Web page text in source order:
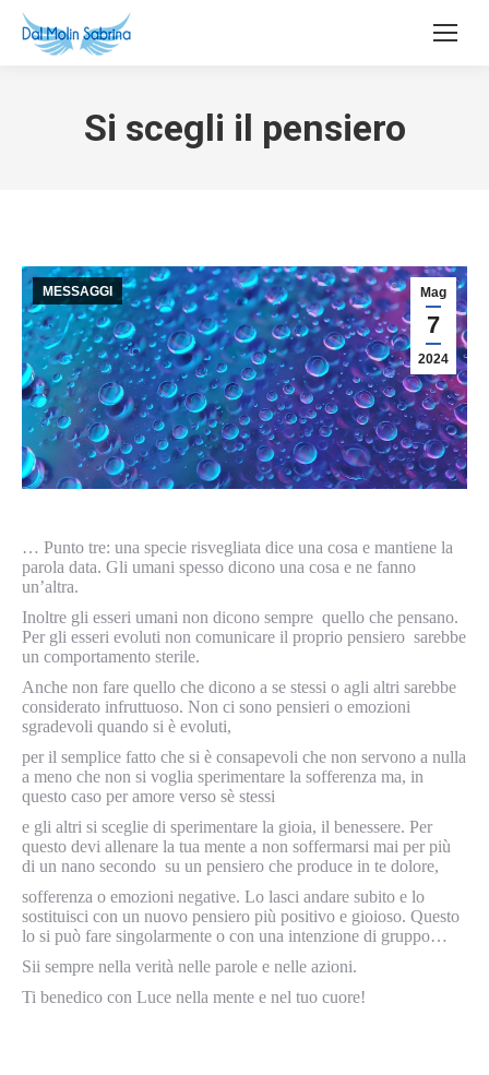
Si scegli il pensiero
Mag
7
2024
MESSAGGI
… Punto tre: una specie risvegliata dice una cosa e mantiene la
parola data. Gli umani spesso dicono una cosa e ne fanno
un’altra.
Inoltre gli esseri umani non dicono sempre quello che pensano.
Per gli esseri evoluti non comunicare il proprio pensiero sarebbe
un comportamento sterile.
Anche non fare quello che dicono a se stessi o agli altri sarebbe
considerato infruttuoso. Non ci sono pensieri o emozioni
sgradevoli quando si è evoluti,
per il semplice fatto che si è consapevoli che non servono a nulla
a meno che non si voglia sperimentare la sofferenza ma, in
questo caso per amore verso sè stessi
e gli altri si sceglie di sperimentare la gioia, il benessere. Per
questo devi allenare la tua mente a non soffermarsi mai per più
di un nano secondo su un pensiero che produce in te dolore,
sofferenza o emozioni negative. Lo lasci andare subito e lo
sostituisci con un nuovo pensiero più positivo e gioioso. Questo
lo si può fare singolarmente o con una intenzione di gruppo…
Sii sempre nella verità nelle parole e nelle azioni.
Ti benedico con Luce nella mente e nel tuo cuore!